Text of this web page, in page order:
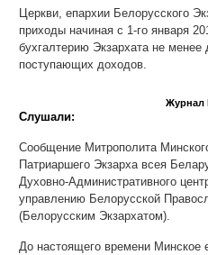
Церкви, епархии Белорусского
приходы начиная с 1-го января
бухгалтерию Экзархата не менее
поступающих доходов.
Журнал
Слушали:
Сообщение Митрополита
Патриаршего Экзарха всея
Духовно-Административного
управлению Белорусской
(Белорусским Экзархатом).
До настоящего времени Минское